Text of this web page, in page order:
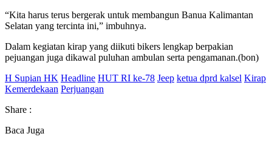
“Kita harus terus bergerak untuk membangun Banua Kalimantan
Selatan yang tercinta ini,” imbuhnya.
Dalam kegiatan kirap yang diikuti bikers lengkap berpakian
pejuangan juga dikawal puluhan ambulan serta pengamanan.(bon)
H Supian HK Headline HUT RI ke-78 Jeep ketua dprd kalsel Kirap
Kemerdekaan Perjuangan
Share :
Baca Juga